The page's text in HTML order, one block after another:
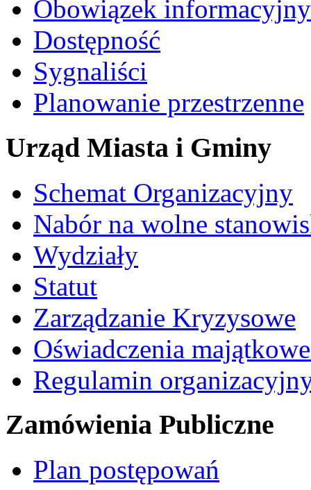
Obowiązek informacyjny
Dostępność
Sygnaliści
Planowanie przestrzenne
Urząd Miasta i Gminy
Schemat Organizacyjny
Nabór na wolne
Wydziały
Statut
Zarządzanie Kryzysowe
Oświadczenia
Regulamin
Zamówienia Publiczne
Plan postępowań